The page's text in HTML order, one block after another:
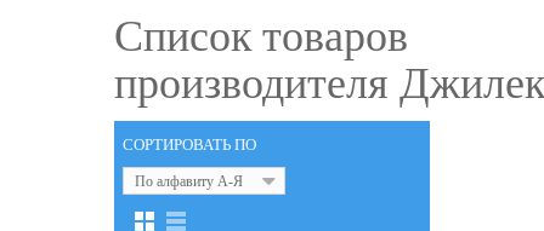
Список товаров
производителя
СОРТИРОВАТЬ ПО
По алфавиту А-Я